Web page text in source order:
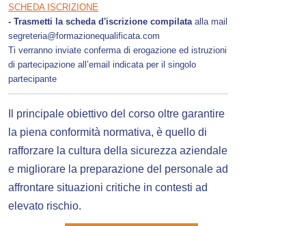
SCHEDA ISCRIZIONE
- Trasmetti la scheda d'iscrizione compilata alla mail
segreteria@formazionequalificata.com
Ti verranno inviate conferma di erogazione ed istruzioni
di partecipazione all’email indicata per il singolo
partecipante
Il principale obiettivo del corso oltre garantire
la piena conformità normativa, è quello di
rafforzare la cultura della sicurezza aziendale
e migliorare la preparazione del personale ad
affrontare situazioni critiche in contesti ad
elevato rischio.